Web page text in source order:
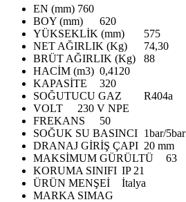
EN (mm) 760
BOY (mm)
620
YÜKSEKLİK (mm)
575
NET AĞIRLIK (Kg)
74,30
BRÜT AĞIRLIK (Kg)
88
HACİM (m3) 0,4120
KAPASİTE
320
SOĞUTUCU GAZ
R404a
VOLT
230 V NPE
FREKANS
50
SOĞUK SU BASINCI 1bar/5bar
DRANAJ GİRİŞ ÇAPI 20 mm
MAKSİMUM GÜRÜLTÜ
63
KORUMA SINIFI IP 21
ÜRÜN MENŞEİ
İtalya
MARKA SIMAG